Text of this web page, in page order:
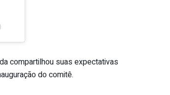
compartilhou suas expectativas
do comitê.